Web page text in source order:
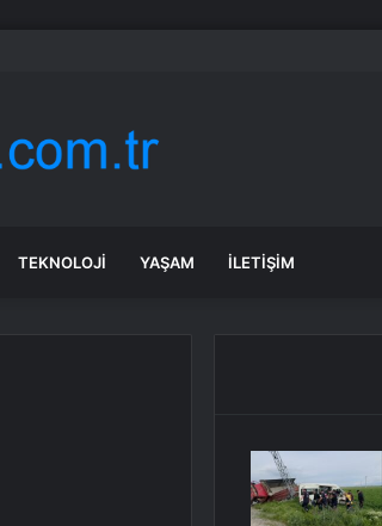
TEKNOLOJI YAŞAM İLETIŞIM